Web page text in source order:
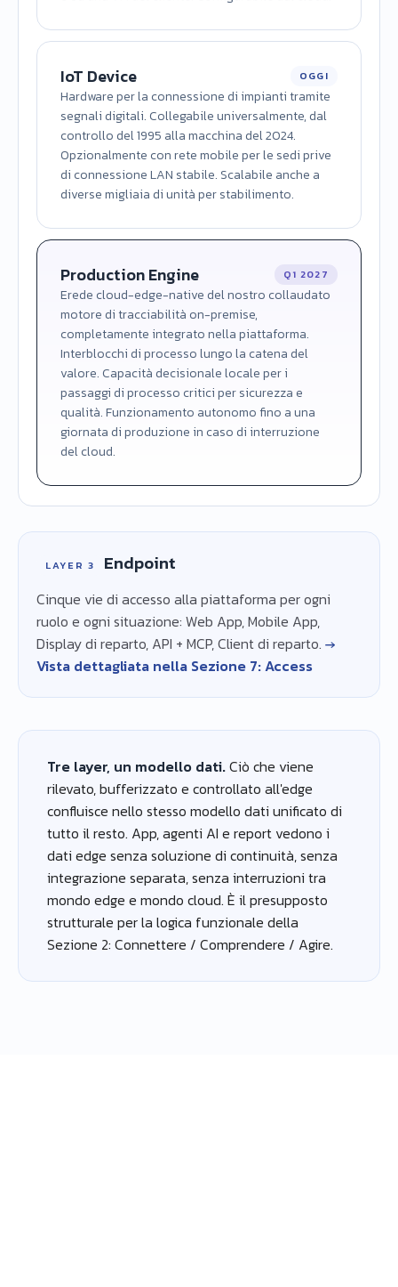
IoT Device OGGI
Hardware per la connessione di impianti tramite
segnali digitali. Collegabile universalmente, dal
controllo del 1995 alla macchina del 2024.
Opzionalmente con rete mobile per le sedi prive
di connessione LAN stabile. Scalabile anche a
diverse migliaia di unità per stabilimento.
Production Engine Q1 2027
Erede cloud-edge-native del nostro collaudato
motore di tracciabilità on-premise,
completamente integrato nella piattaforma.
Interblocchi di processo lungo la catena del
valore. Capacità decisionale locale per i
passaggi di processo critici per sicurezza e
qualità. Funzionamento autonomo fino a una
giornata di produzione in caso di interruzione
del cloud.
LAYER 3 Endpoint
Cinque vie di accesso alla piattaforma per ogni
ruolo e ogni situazione: Web App, Mobile App,
Display di reparto, API + MCP, Client di reparto. →
Vista dettagliata nella Sezione 7: Access
Tre layer, un modello dati.Ciò che viene
rilevato, bufferizzato e controllato all'edge
confluisce nello stesso modello dati unificato di
tutto il resto. App, agenti AI e report vedono i
dati edge senza soluzione di continuità, senza
integrazione separata, senza interruzioni tra
mondo edge e mondo cloud. È il presupposto
strutturale per la logica funzionale della
Sezione 2: Connettere / Comprendere / Agire.